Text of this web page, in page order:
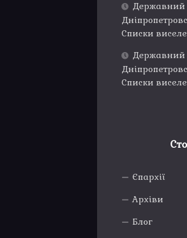
Державний
Списки
Державний
Списки
Єпархії
Архіви
Блог